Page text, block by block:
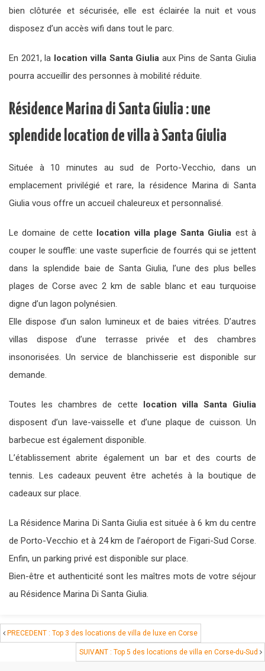
bien clôturée et sécurisée, elle est éclairée la nuit et vous
disposez d’un accès wifi dans tout le parc.
En 2021, la location villa Santa Giulia aux Pins de Santa Giulia
pourra accueillir des personnes à mobilité réduite.
Résidence Marina di Santa Giulia : une
splendide location de villa à Santa Giulia
Située à 10 minutes au sud de Porto-Vecchio, dans un
emplacement privilégié et rare, la résidence Marina di Santa
Giulia vous offre un accueil chaleureux et personnalisé.
Le domaine de cette location villa plage Santa Giulia est à
couper le souffle: une vaste superficie de fourrés qui se jettent
dans la splendide baie de Santa Giulia, l’une des plus belles
plages de Corse avec 2 km de sable blanc et eau turquoise
digne d’un lagon polynésien.
Elle dispose d’un salon lumineux et de baies vitrées. D’autres
villas dispose d’une terrasse privée et des chambres
insonorisées. Un service de blanchisserie est disponible sur
demande.
Toutes les chambres de cette
location villa Santa Giulia
disposent d’un lave-vaisselle et d’une plaque de cuisson. Un
barbecue est également disponible.
L’établissement abrite également un bar et des courts de
tennis. Les cadeaux peuvent être achetés à la boutique de
cadeaux sur place.
La Résidence Marina Di Santa Giulia est située à 6 km du centre
de Porto-Vecchio et à 24 km de l’aéroport de Figari-Sud Corse.
Enfin, un parking privé est disponible sur place.
Bien-être et authenticité sont les maîtres mots de votre séjour
au Résidence Marina Di Santa Giulia.
PRECEDENT : Top 3 des locations de villa de luxe en Corse
SUIVANT : Top 5 des locations de villa en Corse-du-Sud